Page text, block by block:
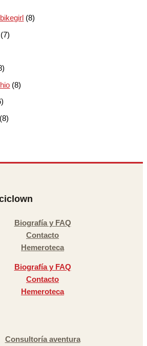
(8)
(7)
(8)
(8)
Biografía y FAQ
Contacto
Hemeroteca
Biografía y FAQ
Contacto
Hemeroteca
Consultoría aventura